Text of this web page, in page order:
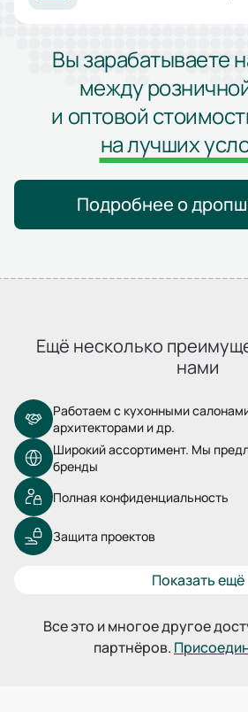
Вы зарабатываете
между
и оптовой
на лучших
Подробнее о
Ещё несколько
нами
Работаем с кухонными
архитекторами и др.
Широкий ассортимент. Мы
бренды
Полная конфиденциальность
Защита проектов
Показать ещё
Все это и многое другое
партнёров.